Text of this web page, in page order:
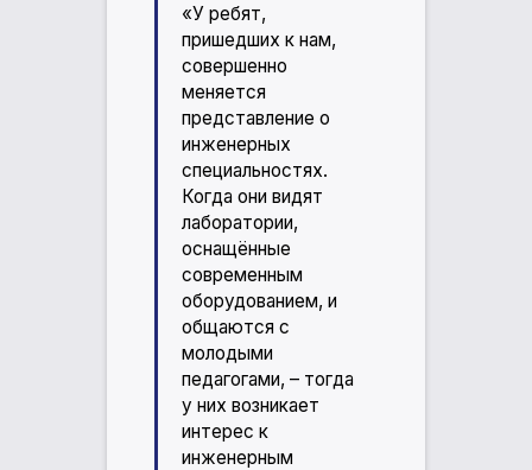
«У ребят,
пришедших к нам,
совершенно
меняется
представление о
инженерных
специальностях.
Когда они видят
лаборатории,
оснащённые
современным
оборудованием, и
общаются с
молодыми
педагогами, – тогда
у них возникает
интерес к
инженерным